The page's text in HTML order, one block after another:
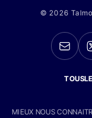
© 2026
MIEUX NOUS